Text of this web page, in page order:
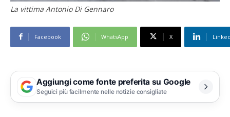
La vittima Antonio Di Gennaro
Facebook WhatsApp X
Aggiungi come fonte preferita su Google
Seguici più facilmente nelle notizie consigliate